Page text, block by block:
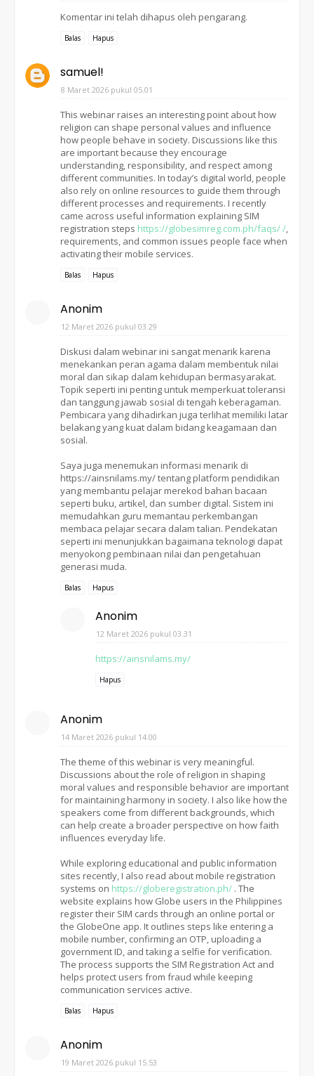
Komentar ini telah dihapus oleh pengarang.
Balas Hapus
samuel!
8 Maret 2026 pukul 05.01
This webinar raises an interesting point about how
religion can shape personal values and influence
how people behave in society. Discussions like this
are important because they encourage
understanding, responsibility, and respect among
different communities. In today’s digital world, people
also rely on online resources to guide them through
different processes and requirements. I recently
came across useful information explaining SIM
registration steps https://globesimreg.com.ph/faqs/ /,
requirements, and common issues people face when
activating their mobile services.
Balas Hapus
Anonim
12 Maret 2026 pukul 03.29
Diskusi dalam webinar ini sangat menarik karena
menekankan peran agama dalam membentuk nilai
moral dan sikap dalam kehidupan bermasyarakat.
Topik seperti ini penting untuk memperkuat toleransi
dan tanggung jawab sosial di tengah keberagaman.
Pembicara yang dihadirkan juga terlihat memiliki latar
belakang yang kuat dalam bidang keagamaan dan
sosial.
Saya juga menemukan informasi menarik di
https://ainsnilams.my/ tentang platform pendidikan
yang membantu pelajar merekod bahan bacaan
seperti buku, artikel, dan sumber digital. Sistem ini
memudahkan guru memantau perkembangan
membaca pelajar secara dalam talian. Pendekatan
seperti ini menunjukkan bagaimana teknologi dapat
menyokong pembinaan nilai dan pengetahuan
generasi muda.
Balas Hapus
Anonim
12 Maret 2026 pukul 03.31
https://ainsnilams.my/
Hapus
Anonim
14 Maret 2026 pukul 14.00
The theme of this webinar is very meaningful.
Discussions about the role of religion in shaping
moral values and responsible behavior are important
for maintaining harmony in society. I also like how the
speakers come from different backgrounds, which
can help create a broader perspective on how faith
influences everyday life.
While exploring educational and public information
sites recently, I also read about mobile registration
systems on https://globeregistration.ph/ . The
website explains how Globe users in the Philippines
register their SIM cards through an online portal or
the GlobeOne app. It outlines steps like entering a
mobile number, confirming an OTP, uploading a
government ID, and taking a selfie for verification.
The process supports the SIM Registration Act and
helps protect users from fraud while keeping
communication services active.
Balas Hapus
Anonim
19 Maret 2026 pukul 15.53